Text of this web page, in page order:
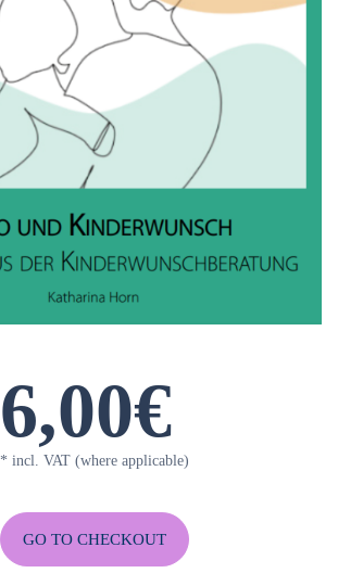
6,00€
* incl. VAT (where applicable)
GO TO CHECKOUT